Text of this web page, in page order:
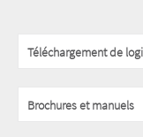
Téléchargement de
Brochures et manuels